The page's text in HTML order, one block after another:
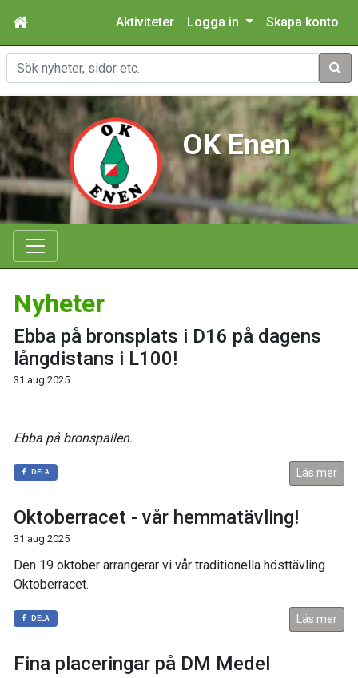
Aktiviteter Logga in Skapa konto
Sök
OK Enen
Nyheter
Ebba på bronsplats i D16 på dagens
långdistans i L100!
31 aug 2025
Ebba på bronspallen.
DELA Läs mer
Oktoberracet - vår hemmatävling!
31 aug 2025
Den 19 oktober arrangerar vi vår traditionella hösttävling
Oktoberracet.
DELA Läs mer
Fina placeringar på DM Medel